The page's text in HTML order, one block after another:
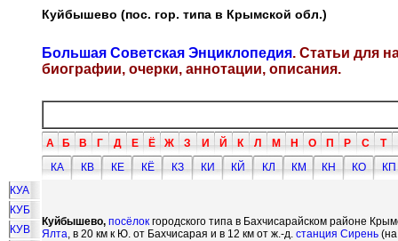
Куйбышево (пос. гор. типа в Крымской обл.)
Большая Советская Энциклопедия. Статьи для
биографии, очерки, аннотации, описания.
А Б В Г Д Е Ё Ж З И Й К Л М Н О П Р С Т
КА
КВ КЕ КЁ КЗ КИ КЙ КЛ КМ КН КО
КП
КУА
КУБ
КУВ
Куйбышево, посёлок городского типа в Бахчисарайском районе
Ялта, в 20 км к Ю. от Бахчисарая и в 12 км от ж.-д. станция Сирень